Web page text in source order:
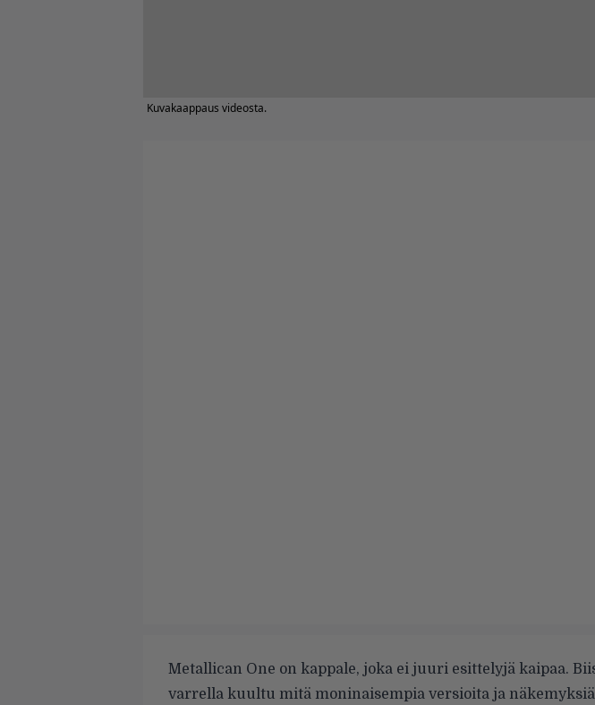
Kuvakaappaus videosta.
Metallican One on kappale, joka ei juuri esittelyjä kaipaa.
varrella kuultu mitä moninaisempia versioita ja